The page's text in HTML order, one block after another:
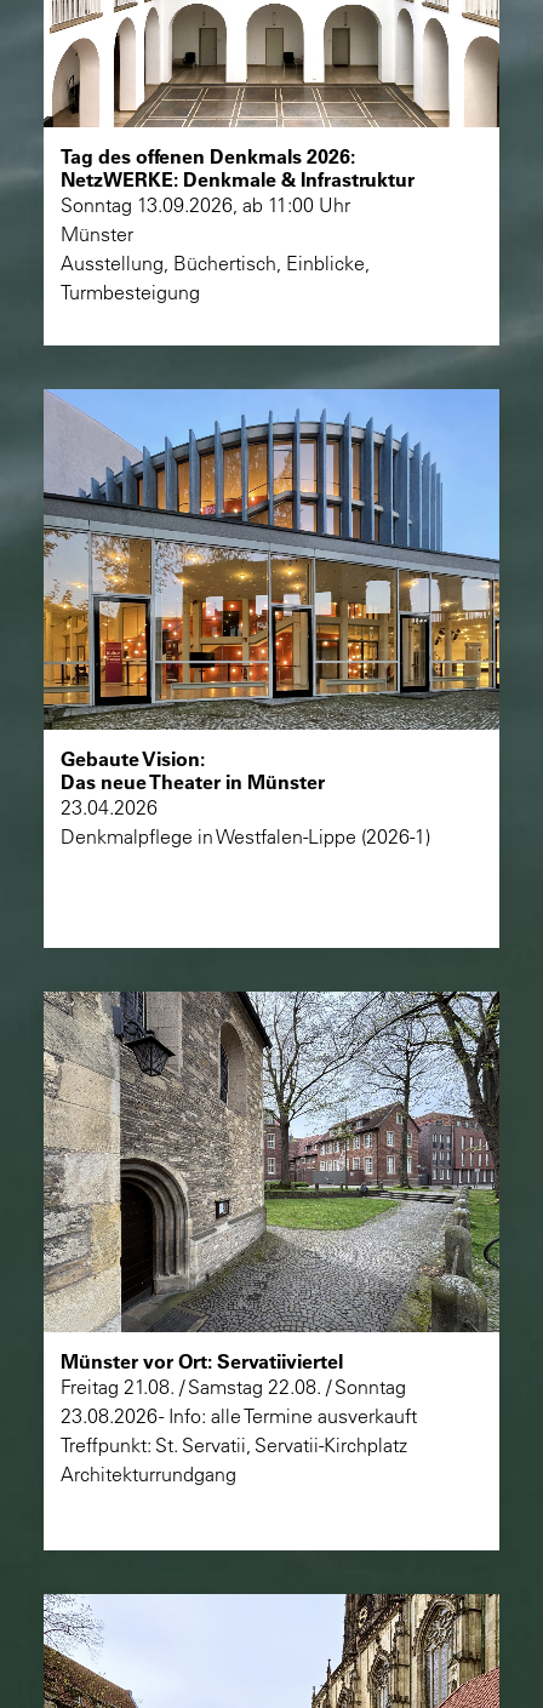
Tag des offenen Denkmals 2026:
NetzWERKE: Denkmale & Infrastruktur
Sonntag 13.09.2026, ab 11:00 Uhr
Münster
Ausstellung, Büchertisch, Einblicke,
Turmbesteigung
Gebaute Vision:
Das neue Theater in Münster
23.04.2026
Denkmalpflege in Westfalen-Lippe (2026-1)
Münster vor Ort: Servatiiviertel
Freitag 21.08. / Samstag 22.08. / Sonntag
23.08.2026 - Info: alle Termine ausverkauft
Treffpunkt: St. Servatii, Servatii-Kirchplatz
Architekturrundgang